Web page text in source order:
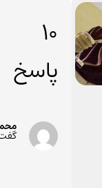
فرنوش
داستان
به عنوان
از کارآفرینان
10
پاسخ